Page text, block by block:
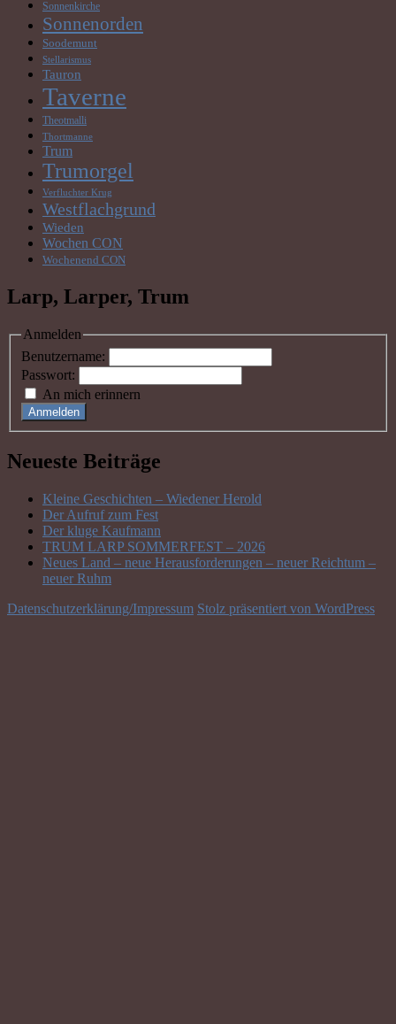
Sonnenkirche
Sonnenorden
Soodemunt
Stellarismus
Tauron
Taverne
Theotmalli
Thortmanne
Trum
Trumorgel
Verfluchter Krug
Westflachgrund
Wieden
Wochen CON
Wochenend CON
Larp, Larper, Trum
Anmelden
Benutzername:
Passwort:
An mich erinnern
Anmelden
Neueste Beiträge
Kleine Geschichten – Wiedener Herold
Der Aufruf zum Fest
Der kluge Kaufmann
TRUM LARP SOMMERFEST – 2026
Neues Land – neue Herausforderungen – neuer Reichtum –
neuer Ruhm
Datenschutzerklärung/Impressum Stolz präsentiert von WordPress